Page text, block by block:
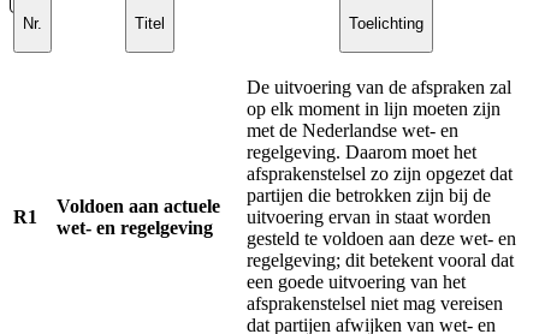
Nr. Titel Toelichting
R1
Voldoen aan actuele
wet- en regelgeving
De uitvoering van de afspraken zal
op elk moment in lijn moeten zijn
met de Nederlandse wet- en
regelgeving. Daarom moet het
afsprakenstelsel zo zijn opgezet dat
partijen die betrokken zijn bij de
uitvoering ervan in staat worden
gesteld te voldoen aan deze wet- en
regelgeving; dit betekent vooral dat
een goede uitvoering van het
afsprakenstelsel niet mag vereisen
dat partijen afwijken van wet- en